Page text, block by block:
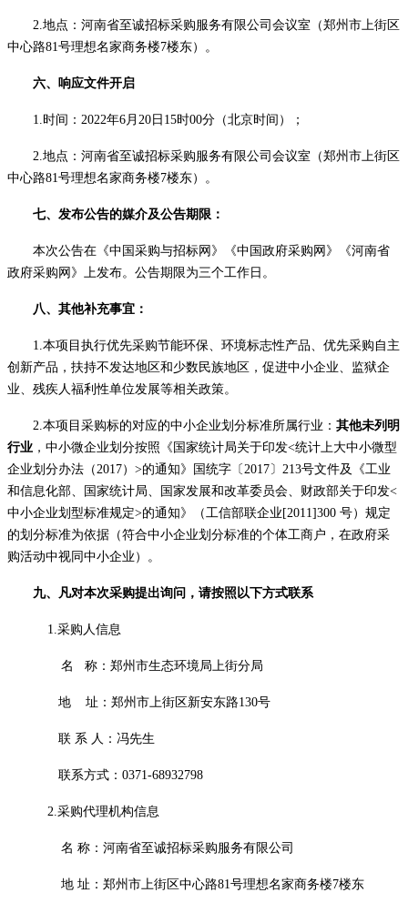
2.地点：河南省至诚招标采购服务有限公司会议室（郑州市上街区
中心路81号理想名家商务楼7楼东）。
六、响应文件开启
1.时间： 2022年6月20日15时00分 （北京时间）；
2.地点：河南省至诚招标采购服务有限公司会议室（郑州市上街区
中心路81号理想名家商务楼7楼东）。
七、发布公告的媒介及公告期限：
本次公告在《中国采购与招标网》《中国政府采购网》《河南省
政府采购网》上发布。公告期限为三个工作日。
八、其他补充事宜：
1.本项目执行优先采购节能环保、环境标志性产品、优先采购自主
创新产品，扶持不发达地区和少数民族地区，促进中小企业、监狱企
业、残疾人福利性单位发展等相关政策。
2.本项目采购标的对应的中小企业划分标准所属行业： 其他未列明
行业 ，中小微企业划分按照《国家统计局关于印发<统计上大中小微型
企业划分办法（2017）>的通知》国统字〔2017〕213号文件及《工业
和信息化部、国家统计局、国家发展和改革委员会、财政部关于印发<
中小企业划型标准规定>的通知》（工信部联企业[2011]300 号）规定
的划分标准为依据（符合中小企业划分标准的个体工商户，在政府采
购活动中视同中小企业）。
九、凡对本次采购提出询问，请按照以下方式联系
1.采购人信息
名 称： 郑州市生态环境局上街分局
地 址：郑州市上街区新安东路130号
联 系 人：冯先生
联系方式： 0371-68932798
2.采购代理机构信息
名 称： 河南省至诚招标采购服务有限公司
地 址： 郑州市上街区中心路81号理想名家商务楼7楼东